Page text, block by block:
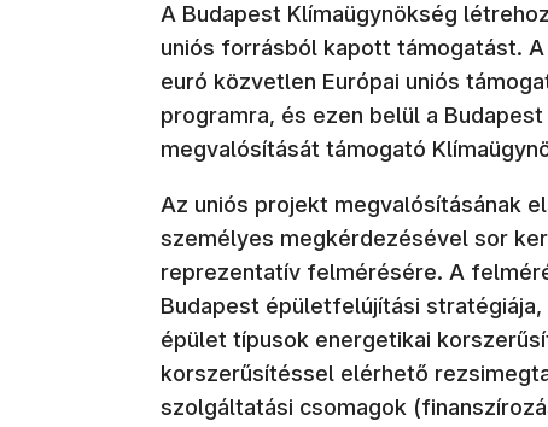
A Budapest Klímaügynökség
uniós forrásból kapott támogatást.
euró közvetlen Európai uniós
programra, és ezen belül a
megvalósítását támogató
Az uniós projekt megvalósításának
személyes megkérdezésével sor
reprezentatív felmérésére. A
Budapest épületfelújítási
épület típusok energetikai
korszerűsítéssel elérhető
szolgáltatási csomagok